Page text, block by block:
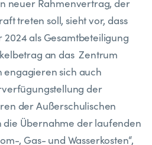
neuer Rahmenvertrag, der
treten soll, sieht vor, dass
als Gesamtbeteiligung
an das Zentrum
engagieren sich auch
der
der Außerschulischen
die Übernahme der laufenden
, Gas- und Wasserkosten“,